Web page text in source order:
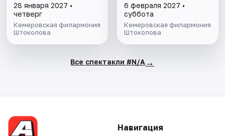
28 января 2027 •
четверг
Кемеровская филармония
Штоколова
6 февраля 2027 •
суббота
Кемеровская филармония
Штоколова
Все спектакли #N/A →
Навигация